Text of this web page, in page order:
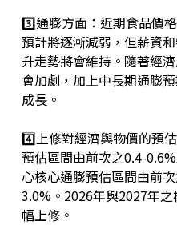
3️⃣通膨方面：近期食品價
預計將逐漸減弱，但薪資
升走勢將會維持。隨著經
會加劇，加上中長期通膨
成長。
4️⃣上修對經濟與物價的預
預估區間由前次之0.4-
心核心通膨預估區間由前
3.0%。2026年與2027年
幅上修。